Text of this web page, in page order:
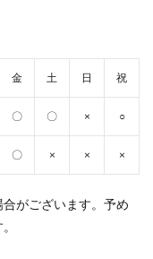
金 土 日 祝
〇 〇 × ○
〇 × × ×
がございます。予め